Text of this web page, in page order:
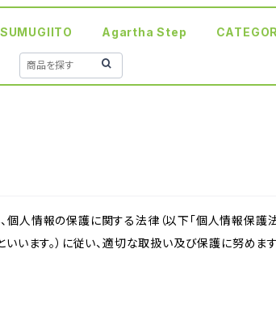
Agartha Step
人情報の保護に関する法律（以下「個人情報保護法
います。）に従い、適切な取扱い及び保護に努めます